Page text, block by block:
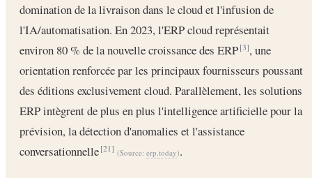
domination de la livraison dans le cloud et l'infusion de
l'IA/automatisation. En 2023, l'ERP cloud représentait
environ 80 % de la nouvelle croissance des ERP[3], une
orientation renforcée par les principaux fournisseurs poussant
des éditions exclusivement cloud. Parallèlement, les solutions
ERP intègrent de plus en plus l'intelligence artificielle pour la
prévision, la détection d'anomalies et l'assistance
conversationnelle[21] (Source: erp.today).